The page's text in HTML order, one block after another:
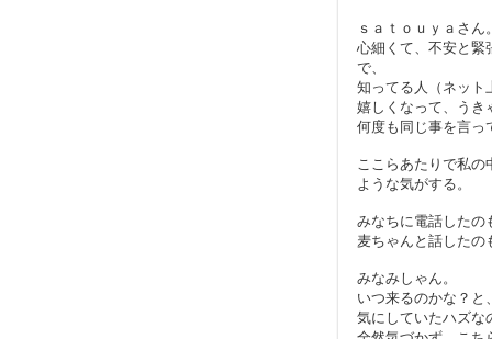
ｓａｔｏｕｙａさん
心細くて、不安と緊
で、
知ってる人（ネット
嬉しくなって、うき
何度も同じ事を言っ
ここらあたりで私の
ような気がする。
みなちに電話したの
麦ちゃんと話したの
みなみしゃん。
いつ来るのかな？と
気にしていたハズな